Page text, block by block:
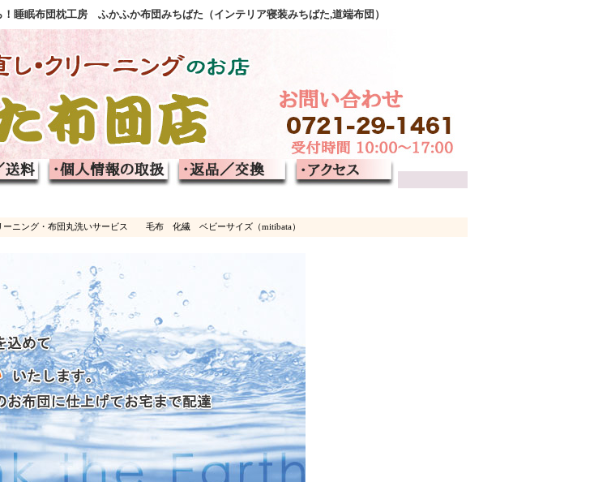
睡眠布団枕工房 ふかふか布団みちばた（インテリア寝装みちばた,道端布団）
ーニング・布団丸洗いサービス 毛布 化繊 ベビーサイズ（mitibata）